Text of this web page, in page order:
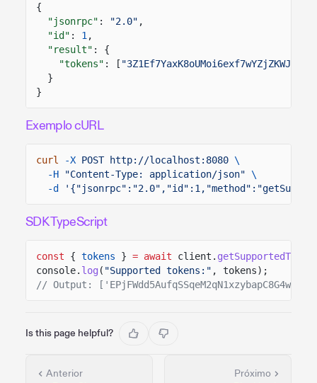
{
"jsonrpc" : "2.0" ,
"id" : 1 ,
"result" : {
"tokens" : [
}
}
Exemplo cURL
curl -X POST http://localhost:8080 \
-H
"Content-Type: application/json" \
-d
SDK TypeScript
const { tokens } = await client.
console. log ( "Supported tokens:" , tokens);
// Output:
Is this page helpful?
Anterior
Próximo